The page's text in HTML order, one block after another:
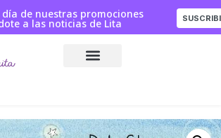
de nuestras promociones
a las noticias de Lita